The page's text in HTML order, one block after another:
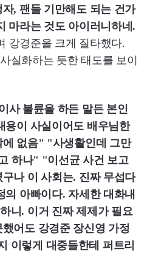
, 팬들 기만해도 되는 건가
마라는 것도 아이러니하네.
강경준을 크게 질타했다.
실화하는 듯한 태도를 보이
사 불륜을 하든 말든 본인
용이 사실이어도 배우님한
에 없음" "사생활인데 그만
하나" "이선균 사건 보고
나 이 사회는. 진짜 무섭다
아빠이다. 자세한 대화내
니. 이거 진짜 제제가 필요
어도 강경준 장신영 가정
이렇게 대중들한테 퍼트리